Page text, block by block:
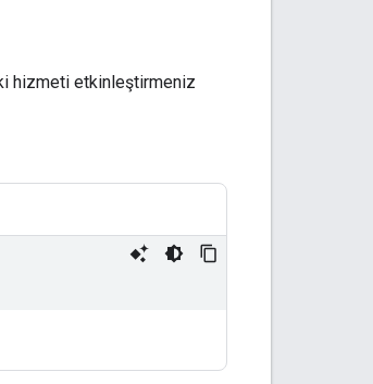
hizmeti etkinleştirmeniz